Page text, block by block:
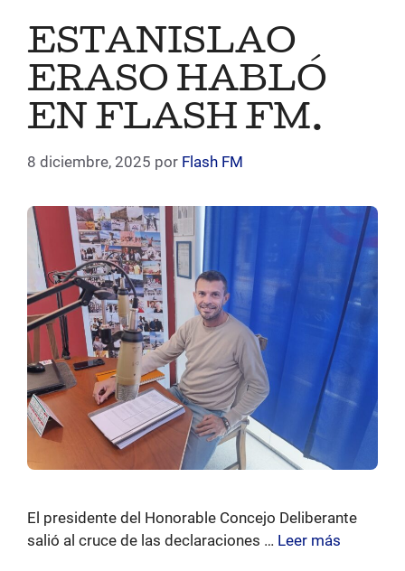
ESTANISLAO
ERASO HABLÓ
EN FLASH FM.
8 diciembre, 2025 por Flash FM
El presidente del Honorable Concejo Deliberante
salió al cruce de las declaraciones … Leer más